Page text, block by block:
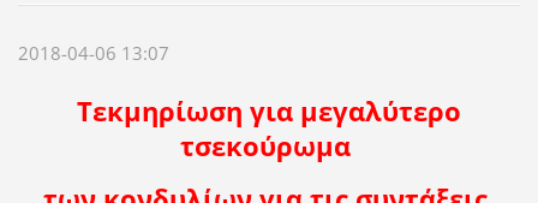
2018-04-06 13:07
Τεκμηρίωση για μεγαλύτερο
τσεκούρωμα